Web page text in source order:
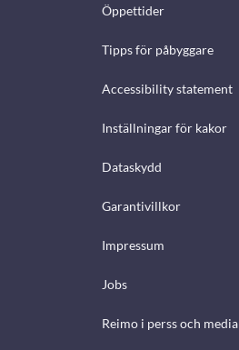
Öppettider
Tipps för påbyggare
Accessibility statement
Inställningar för kakor
Dataskydd
Garantivillkor
Impressum
Jobs
Reimo i perss och media